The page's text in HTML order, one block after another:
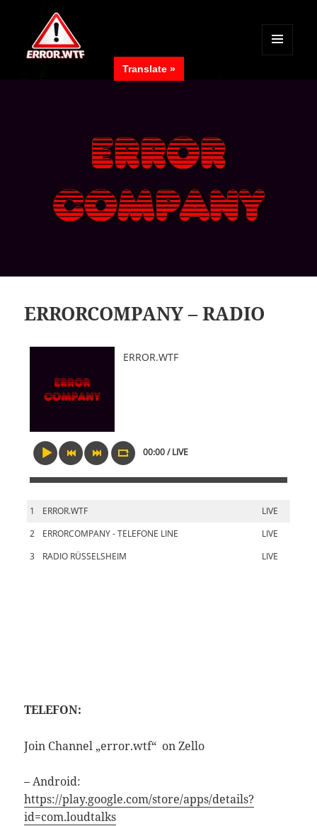
MENÜ
ERRORCOMPANY – RADIO
ERROR.WTF
00:00 / LIVE
1 LIVE
ERROR.WTF
2
LIVE
ERRORCOMPANY - TELEFONE LINE
3
LIVE
RADIO RÜSSELSHEIM
TELEFON:
Join Channel „error.wtf“ on Zello
– Android:
https://play.google.com/store/apps/details?
id=com.loudtalks
Translate »